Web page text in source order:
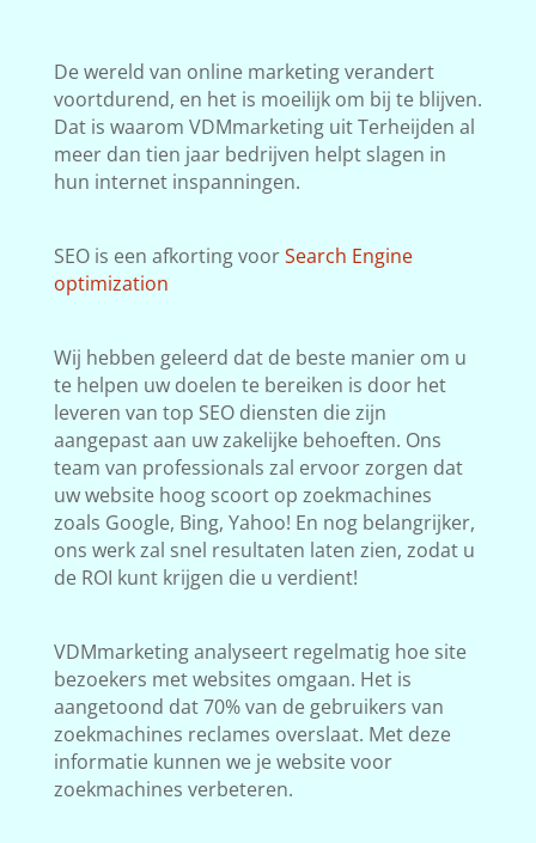
De wereld van online marketing verandert
voortdurend, en het is moeilijk om bij te blijven.
Dat is waarom VDMmarketing uit Terheijden al
meer dan tien jaar bedrijven helpt slagen in
hun internet inspanningen.
SEO is een afkorting voorSearch Engine
optimization
Wij hebben geleerd dat de beste manier om u
te helpen uw doelen te bereiken is door het
leveren van top SEO diensten die zijn
aangepast aan uw zakelijke behoeften. Ons
team van professionals zal ervoor zorgen dat
uw website hoog scoort op zoekmachines
zoals Google, Bing, Yahoo! En nog belangrijker,
ons werk zal snel resultaten laten zien, zodat u
de ROI kunt krijgen die u verdient!
VDMmarketing analyseert regelmatig hoe site
bezoekers met websites omgaan. Het is
aangetoond dat 70% van de gebruikers van
zoekmachines reclames overslaat. Met deze
informatie kunnen we je website voor
zoekmachines verbeteren.